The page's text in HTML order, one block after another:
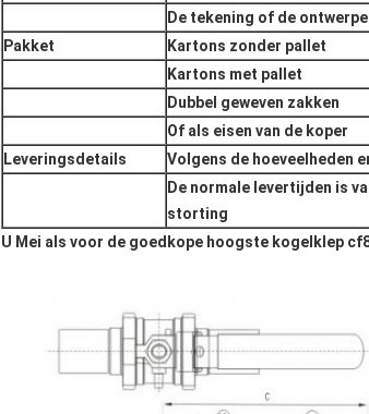
De tekening of de
Pakket
Kartons zonder pallet
Kartons met pallet
Dubbel geweven zakken
Of als eisen van de koper
Leveringsdetails
Volgens de hoeveelheden
De normale levertijden is
storting
U Mei als voor de goedkope hoogste kogelklep